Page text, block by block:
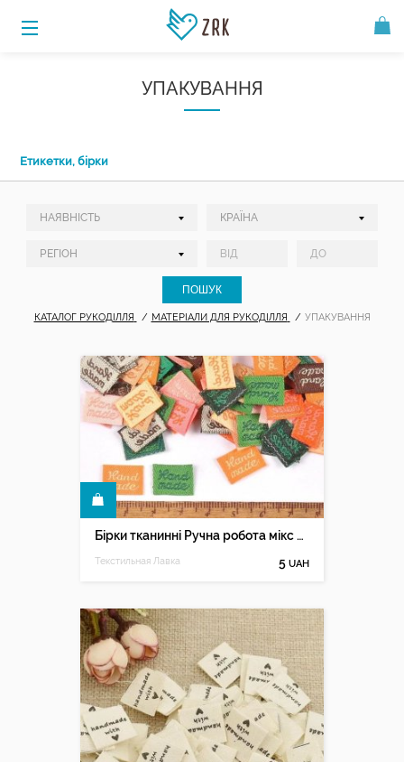
УПАКУВАННЯ
Етикетки, бірки
КАТАЛОГ РУКОДІЛЛЯ МАТЕРІАЛИ ДЛЯ РУКОДІЛЛЯ УПАКУВАННЯ
Бірки тканинні Ручна робота мікс кольорів
Текстильная Лавка 5 UAH